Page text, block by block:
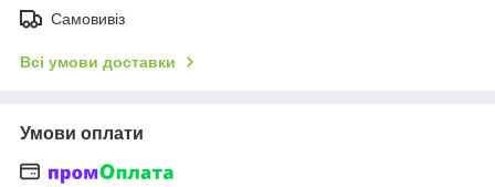
Самовивіз
Всі умови доставки
Умови оплати